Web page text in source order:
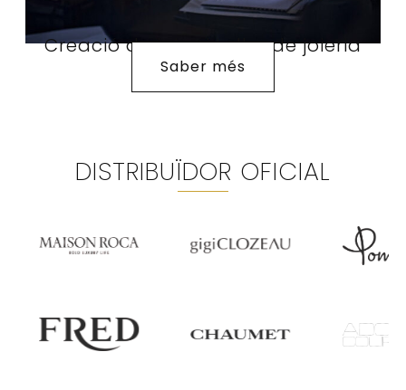
Creació de joies i taller de joieria
Saber més
DISTRIBUÏDOR OFICIAL